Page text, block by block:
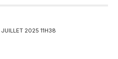
2025 11H38